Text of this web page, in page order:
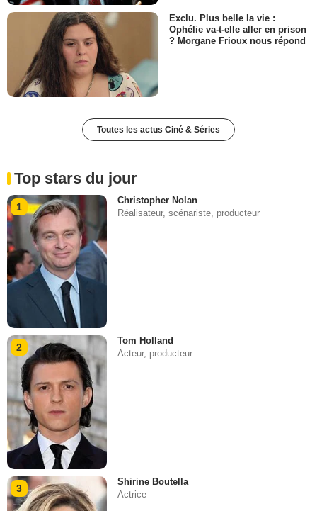
Exclu. Plus belle la vie :
Ophélie va-t-elle aller en prison
? Morgane Frioux nous répond
Toutes les actus Ciné & Séries
Top stars du jour
1
Christopher Nolan
Réalisateur, scénariste, producteur
2
Tom Holland
Acteur, producteur
3
Shirine Boutella
Actrice